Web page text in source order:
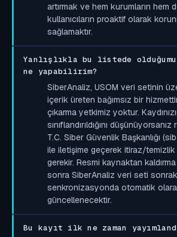
artırmak ve hem kurumların hem
kullanıcıların proaktif olarak
sağlamaktır.
Yanlışlıkla bu listede olduğumu
ne yapabilirim?
SiberAnaliz, USOM veri setinin
içerik üreten bağımsız bir
çıkarma yetkimiz yoktur.
sınıflandırıldığını
T.C. Siber Güvenlik Başkanlığı
ile iletişime geçerek itiraz/temizlik
gerekir. Resmi kaynaktan
sonra SiberAnaliz veri seti
senkronizasyonda otomatik
güncellenecektir.
Bu kayıt ilk ne zaman